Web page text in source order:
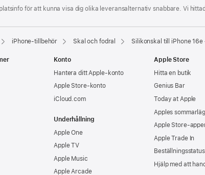
för att kunna visa dig olika leveransalternativ snabbare. Vi
iPhone-tillbehör Skal och fodral Silikonskal till iPhone 16e
Konto
Hantera ditt Apple‑konto
Apple Store-konto
iCloud.com
Underhållning
Apple One
Apple TV
Apple Music
Apple Arcade
Apple Store
Hitta en butik
Genius Bar
Today at Apple
Apples
Apple Store-
Apple Trade In
Beställningsstatus
Hjälp med att